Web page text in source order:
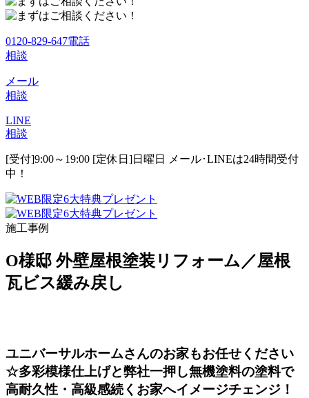
0120-829-647電話
相談
メール
相談
LINE
相談
[受付]9:00～19:00 [定休日]日曜日
メール･LINEは24時間受付
中！
施工事例
O様邸 外壁屋根塗装リフォーム／屋根
瓦ビス緩み戻し
ユニバーサルホームさんのお家もお任せください
☆多彩模様仕上げと弊社一押し無機塗料の塗料で
高耐久性・高級感続くお家へイメージチェンジ！